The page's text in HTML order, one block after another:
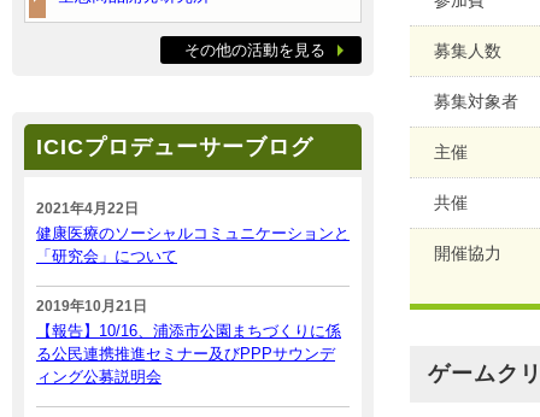
募集人数
募集対象者
主催
共催
開催協力
ゲームク
その他の活動を見る
ICICプロデューサーブログ
2021年4月22日
健康医療のソーシャルコミュニケーションと
「研究会」について
2019年10月21日
【報告】10/16、浦添市公園まちづくりに係
る公民連携推進セミナー及びPPPサウンデ
ィング公募説明会